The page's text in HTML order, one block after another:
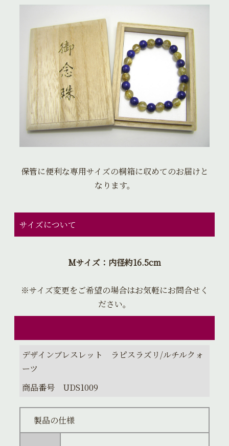
保管に便利な専用サイズの桐箱に収めてのお届けと
なります。
サイズについて
Mサイズ：内径約16.5cm
※サイズ変更をご希望の場合はお気軽にお問合せく
ださい。
デザインブレスレット ラピスラズリ/ルチルクォ
ーツ
商品番号 UDS1009
製品の仕様